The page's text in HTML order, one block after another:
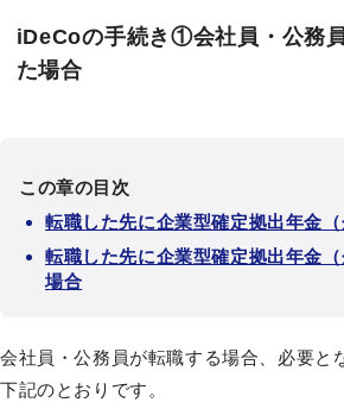
iDeCoの手続き①会社員・公務
た場合
この章の目次
転職した先に企業型確定拠出年金
転職した先に企業型確定拠出年金
場合
会社員・公務員が転職する場合、必要と
下記のとおりです。